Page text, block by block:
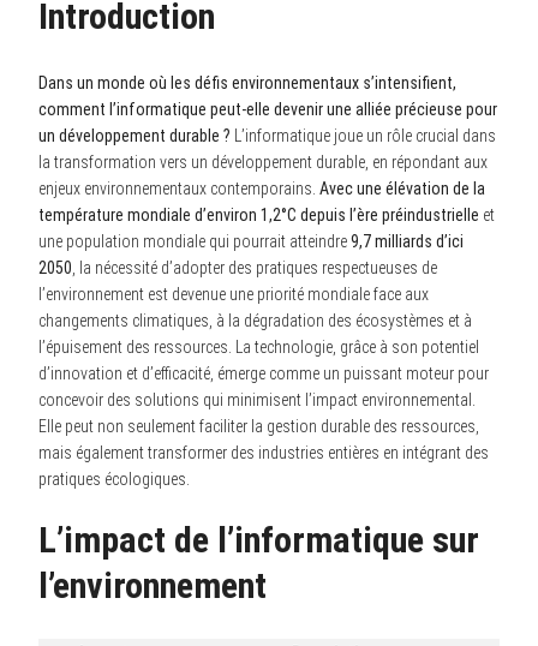
Introduction
Dans un monde où les défis environnementaux s’intensifient,
comment l’informatique peut-elle devenir une alliée précieuse pour
un développement durable ? L’informatique joue un rôle crucial dans
la transformation vers un développement durable, en répondant aux
enjeux environnementaux contemporains. Avec une élévation de la
température mondiale d’environ 1,2°C depuis l’ère préindustrielle et
une population mondiale qui pourrait atteindre9,7 milliards d’ici
2050 , la nécessité d’adopter des pratiques respectueuses de
l’environnement est devenue une priorité mondiale face aux
changements climatiques, à la dégradation des écosystèmes et à
l’épuisement des ressources. La technologie, grâce à son potentiel
d’innovation et d’efficacité, émerge comme un puissant moteur pour
concevoir des solutions qui minimisent l’impact environnemental.
Elle peut non seulement faciliter la gestion durable des ressources,
mais également transformer des industries entières en intégrant des
pratiques écologiques.
L’impact de l’informatique sur
l’environnement